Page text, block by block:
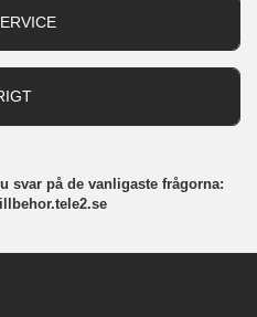
svar på de vanligaste frågorna: